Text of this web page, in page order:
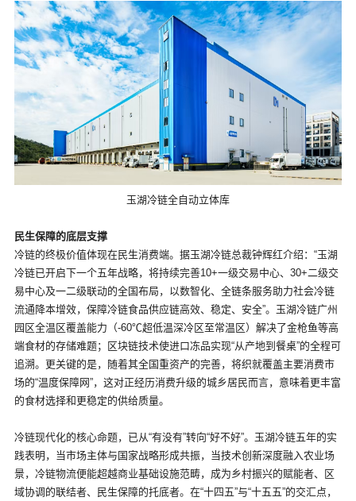
玉湖冷链全自动立体库
民生保障的底层支撑
冷链的终极价值体现在民生消费端。据玉湖冷链总裁钟辉红介绍：“玉湖
冷链已开启下一个五年战略，将持续完善10+一级交易中心、30+二级交
易中心及一二级联动的全国布局，以数智化、全链条服务助力社会冷链
流通降本增效，保障冷链食品供应链高效、稳定、安全”。玉湖冷链广州
园区全温区覆盖能力（-60℃超低温深冷区至常温区）解决了金枪鱼等高
端食材的存储难题；区块链技术使进口冻品实现“从产地到餐桌”的全程可
追溯。更关键的是，随着其全国重资产的完善，将织就覆盖主要消费市
场的“温度保障网”，这对正经历消费升级的城乡居民而言，意味着更丰富
的食材选择和更稳定的供给质量。
冷链现代化的核心命题，已从“有没有”转向“好不好”。玉湖冷链五年的实
践表明，当市场主体与国家战略形成共振，当技术创新深度融入农业场
景，冷链物流便能超越商业基础设施范畴，成为乡村振兴的赋能者、区
域协调的联结者、民生保障的托底者。在“十四五”与“十五五”的交汇点，